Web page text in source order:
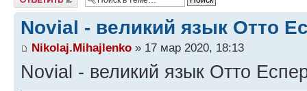
Novial - великий язык Отто
Nikolaj.Mihajlenko » 17 мар 2020, 18:13
Novial - великий язык Отто